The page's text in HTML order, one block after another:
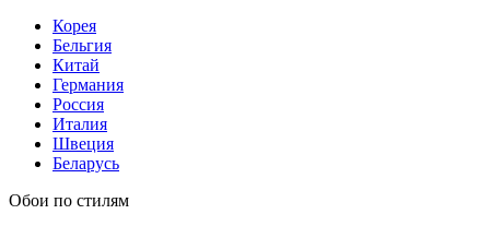
Корея
Бельгия
Китай
Германия
Россия
Италия
Швеция
Беларусь
Обои по стилям